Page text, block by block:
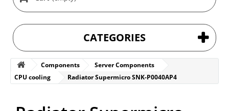
CATEGORIES
Components
Server Components
CPU cooling
Radiator Supermicro SNK-P0040AP4